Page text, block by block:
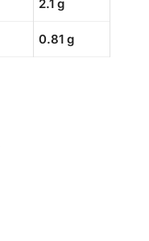
2.1 g
0.81 g